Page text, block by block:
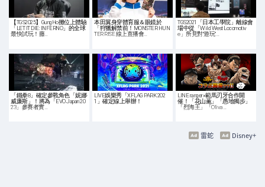
【TGS2025】GungHo攤位上體驗
「LET IT DIE: INFERNO」的全球
最快試玩！藤…
本田翼身穿體育服＆眼鏡於
「狩獵解禁前！MONSTER HUN
TER RISE 線上直播會…
TGS2021「日本工學院」離線會
場中從「Wild West Locomotiv
e」所見對“遊玩”…
「鐵拳8」確定參戰角色「妮娜·
威廉斯」！將為「EVO Japan 20
23」參賽者實…
LIVE娛樂秀「XFLAG PARK 202
1」確定線上舉辦！
LINE ranger×範馬刃牙合作開
催！「花山薫」「愚地獨步」
「烈海王」「Oliva…
Disney+
雷蛇